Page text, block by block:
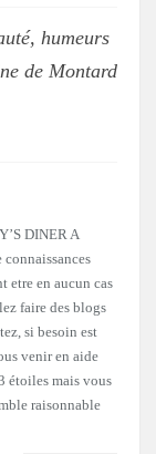
humeurs
de Montard
DINER A
etre en aucun cas
faire des blogs
si besoin est
venir en aide
étoiles mais vous
raisonnable